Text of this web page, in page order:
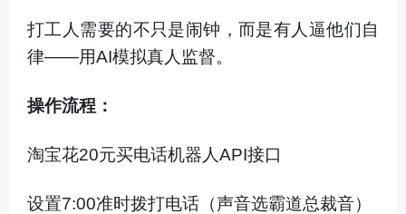
打工人需要的不只是闹钟，而是有人逼他们自
律——用AI模拟真人监督。
操作流程：
淘宝花20元买电话机器人API接口
设置7:00准时拨打电话（声音选霸道总裁音）